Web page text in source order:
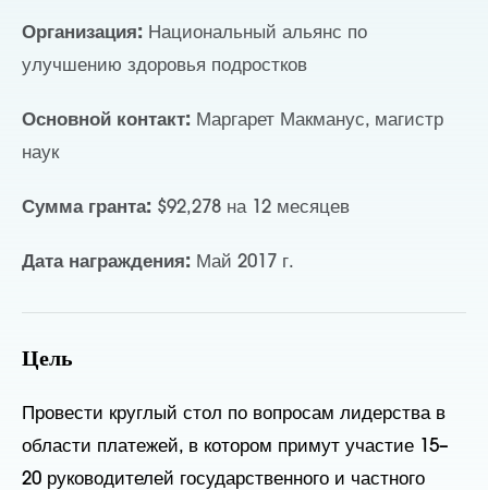
Организация: Национальный альянс по
улучшению здоровья подростков
Основной контакт: Маргарет Макманус, магистр
наук
Сумма гранта: $92,278 на 12 месяцев
Дата награждения: Май 2017 г.
Цель
Провести круглый стол по вопросам лидерства в
области платежей, в котором примут участие 15–
20 руководителей государственного и частного